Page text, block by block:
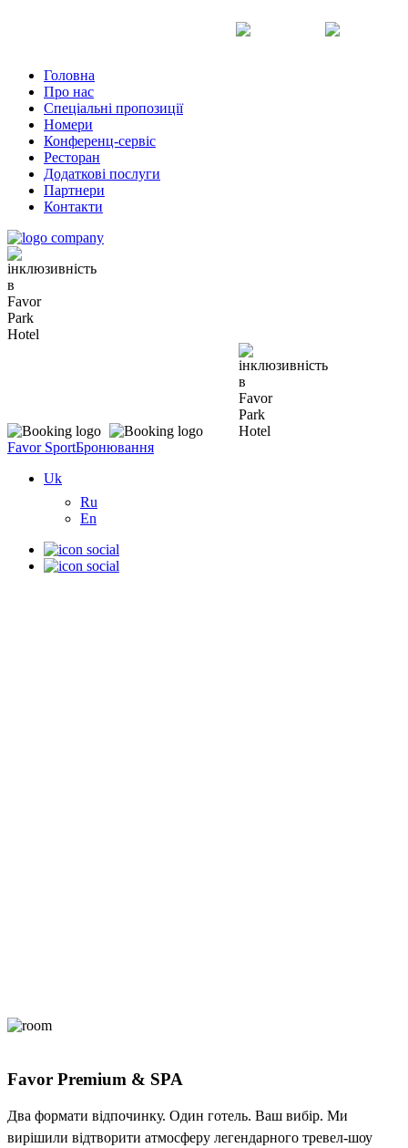
Головна
Про нас
Спеціальні пропозиції
Номери
Конференц-сервіс
Ресторан
Додаткові послуги
Партнери
Контакти
Favor SportБронювання
Uk
Ru
En
Favor Premium & SPA
Два формати відпочинку. Один готель. Ваш вибір. Ми
вирішили відтворити атмосферу легендарного тревел-шоу